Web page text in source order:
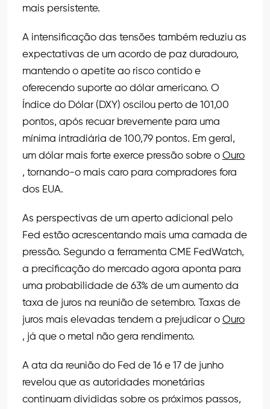
mais persistente.
A intensificação das tensões também reduziu as
expectativas de um acordo de paz duradouro,
mantendo o apetite ao risco contido e
oferecendo suporte ao dólar americano. O
Índice do Dólar (DXY) oscilou perto de 101,00
pontos, após recuar brevemente para uma
mínima intradiária de 100,79 pontos. Em geral,
um dólar mais forte exerce pressão sobre o Ouro
, tornando-o mais caro para compradores fora
dos EUA.
As perspectivas de um aperto adicional pelo
Fed estão acrescentando mais uma camada de
pressão. Segundo a ferramenta CME FedWatch,
a precificação do mercado agora aponta para
uma probabilidade de 63% de um aumento da
taxa de juros na reunião de setembro. Taxas de
juros mais elevadas tendem a prejudicar o Ouro
, já que o metal não gera rendimento.
A ata da reunião do Fed de 16 e 17 de junho
revelou que as autoridades monetárias
continuam divididas sobre os próximos passos,